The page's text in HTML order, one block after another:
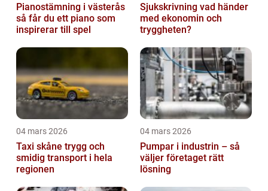
Pianostämning i västerås
så får du ett piano som
inspirerar till spel
Sjukskrivning vad händer
med ekonomin och
tryggheten?
04 mars 2026
Taxi skåne trygg och
smidig transport i hela
regionen
04 mars 2026
Pumpar i industrin – så
väljer företaget rätt
lösning